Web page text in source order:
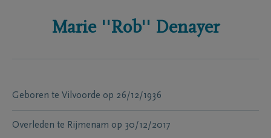
Marie ''Rob'' Denayer
Geboren te Vilvoorde op 26/12/1936
Overleden te Rijmenam op 30/12/2017